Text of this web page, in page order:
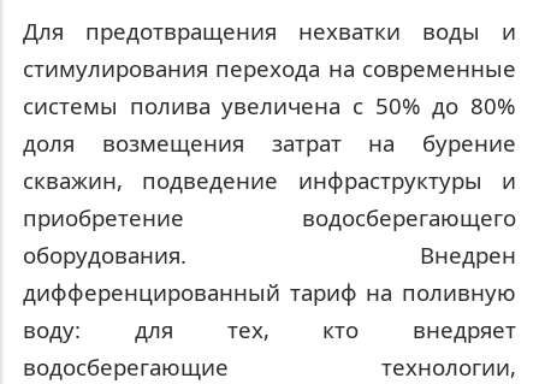
Для предотвращения нехватки воды и
стимулирования перехода на современные
системы полива увеличена с 50% до 80%
доля возмещения затрат на бурение
скважин, подведение инфраструктуры и
приобретение водосберегающего
оборудования. Внедрен
дифференцированный тариф на поливную
воду: для тех, кто внедряет
водосберегающие технологии,